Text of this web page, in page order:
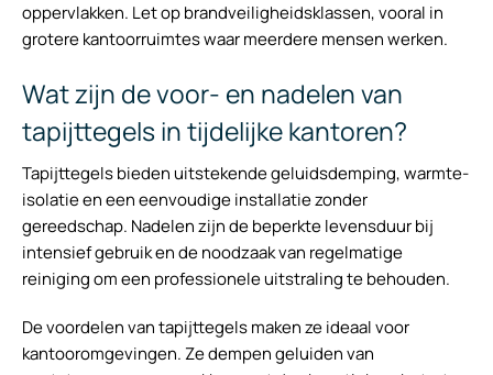
oppervlakken. Let op brandveiligheidsklassen, vooral in
grotere kantoorruimtes waar meerdere mensen werken.
Wat zijn de voor- en nadelen van
tapijttegels in tijdelijke kantoren?
Tapijttegels bieden uitstekende geluidsdemping, warmte-
isolatie en een eenvoudige installatie zonder
gereedschap. Nadelen zijn de beperkte levensduur bij
intensief gebruik en de noodzaak van regelmatige
reiniging om een professionele uitstraling te behouden.
De voordelen van tapijttegels maken ze ideaal voor
kantooromgevingen. Ze dempen geluiden van